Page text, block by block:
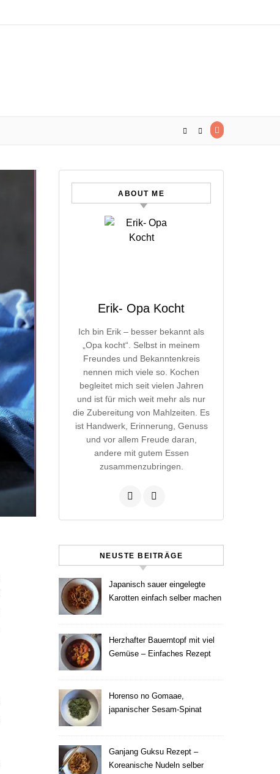
ABOUT ME
Erik- Opa Kocht
Ich bin Erik – besser bekannt als
„Opa kocht“. Selbst in meinem
Freundes und Bekanntenkreis
nennen mich viele so. Kochen
begleitet mich seit vielen Jahren
und ist für mich weit mehr als nur
die Zubereitung von Mahlzeiten. Es
ist Handwerk, Erinnerung, Genuss
und vor allem Freude daran,
andere mit gutem Essen
zusammenzubringen.
NEUSTE BEITRÄGE
Japanisch sauer eingelegte
Karotten einfach selber machen
Herzhafter Bauerntopf mit viel
Gemüse – Einfaches Rezept
Horenso no Gomaae,
japanischer Sesam-Spinat
Ganjang Guksu Rezept –
Koreanische Nudeln selber